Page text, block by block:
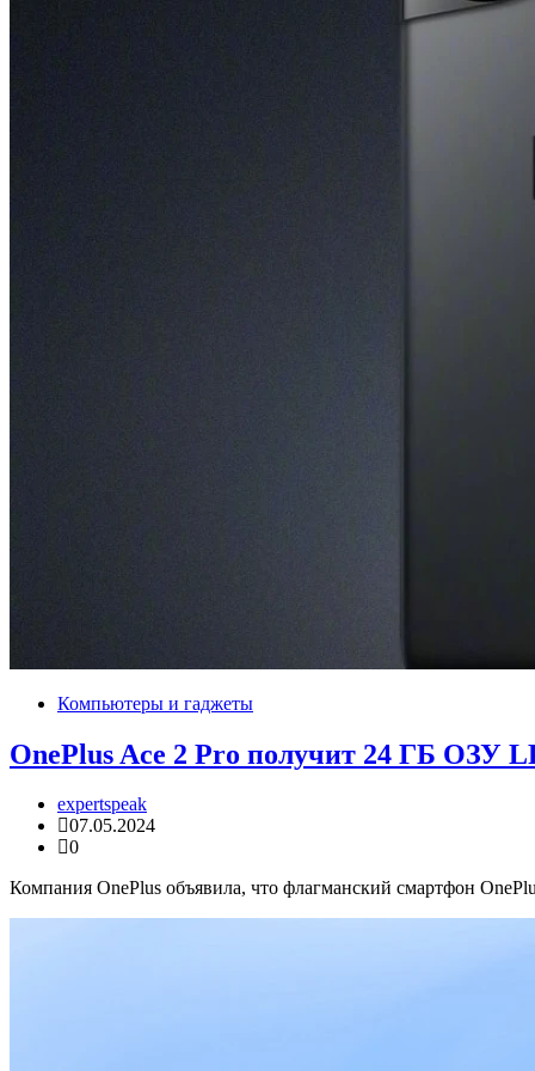
Компьютеры и гаджеты
OnePlus Ace 2 Pro получит 24 ГБ ОЗУ
expertspeak
07.05.2024
0
Компания OnePlus объявила, что флагманский смартфон